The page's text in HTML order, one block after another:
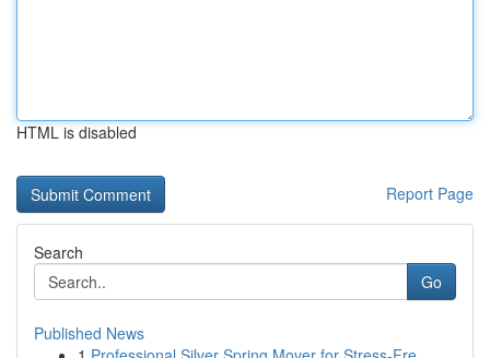
HTML is disabled
Report Page
Search
Go
Published News